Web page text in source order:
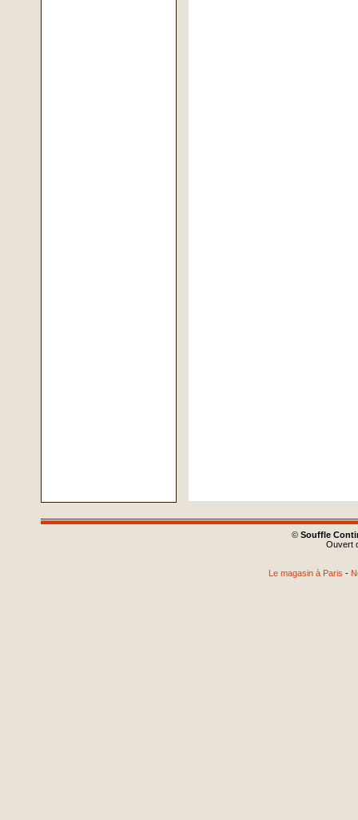
© Souffle
Ouvert
Le magasin à Paris -